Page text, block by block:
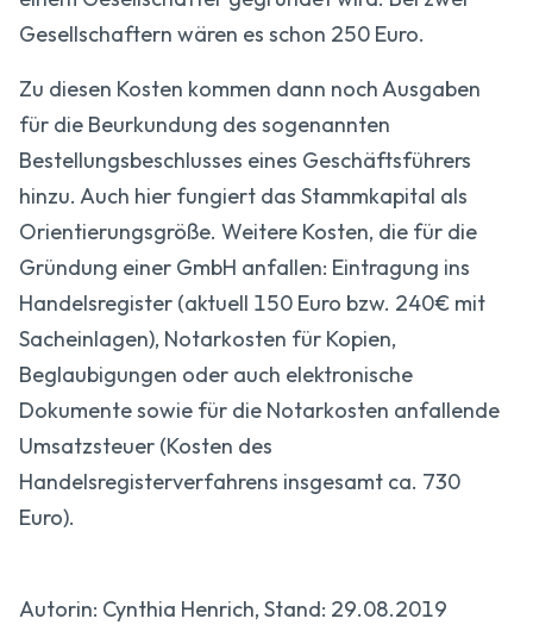
Gesellschaftern wären es schon 250 Euro.
Zu diesen Kosten kommen dann noch Ausgaben
für die Beurkundung des sogenannten
Bestellungsbeschlusses eines Geschäftsführers
hinzu. Auch hier fungiert das Stammkapital als
Orientierungsgröße. Weitere Kosten, die für die
Gründung einer GmbH anfallen: Eintragung ins
Handelsregister (aktuell 150 Euro bzw. 240€ mit
Sacheinlagen), Notarkosten für Kopien,
Beglaubigungen oder auch elektronische
Dokumente sowie für die Notarkosten anfallende
Umsatzsteuer (Kosten des
Handelsregisterverfahrens insgesamt ca. 730
Euro).
Autorin: Cynthia Henrich, Stand: 29.08.2019